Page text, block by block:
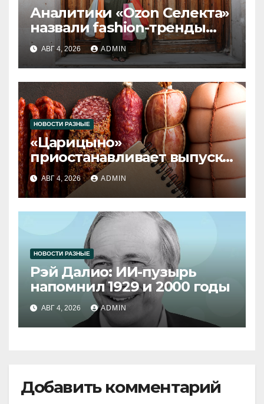
Аналитики «Ozon Селекта»
назвали fashion-тренды
2026 года
АВГ 4, 2026 ADMIN
НОВОСТИ РАЗНЫЕ
«Царицыно»
приостанавливает выпуск
продукции
АВГ 4, 2026 ADMIN
НОВОСТИ РАЗНЫЕ
Рэй Далио: ИИ-пузырь
напомнил 1929 и 2000 годы
АВГ 4, 2026 ADMIN
Добавить комментарий